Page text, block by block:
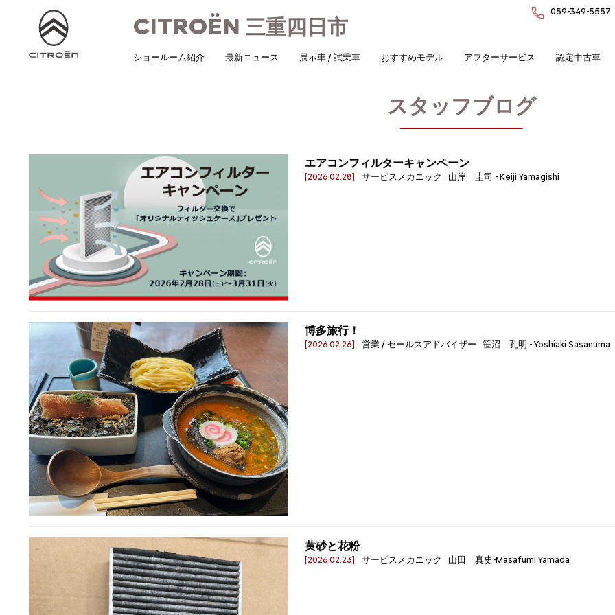
CITROËN 三重四日市
059-349-5557
ショールーム紹介 最新ニュース 展示車 / 試乗車 おすすめモデル アフターサービス 認定中古車
スタッフブログ
エアコンフィルターキャンペーン
[2026.02.28] サービスメカニック 山岸 圭司 - Keiji Yamagishi
博多旅行！
[2026.02.26] 営業 / セールスアドバイザー 笹沼 孔明 - Yoshiaki Sasanuma
黄砂と花粉
[2026.02.23] サービスメカニック 山田 真史-Masafumi Yamada